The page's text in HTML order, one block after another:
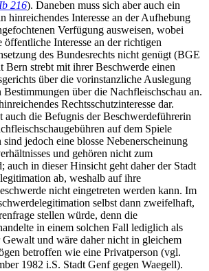
216). Daneben muss sich aber auch ein
hinreichendes Interesse an der Aufhebung
Verfügung ausweisen, wobei
öffentliche Interesse an der richtigen
des Bundesrechts nicht genügt (BGE
Bern strebt mit ihrer Beschwerde einen
über die vorinstanzliche Auslegung
Bestimmungen über die Nachfleischschau an.
Rechtsschutzinteresse dar.
auch die Befugnis der Beschwerdeführerin
auf dem Spiele
jedoch eine blosse Nebenerscheinung
und gehören nicht zum
auch in dieser Hinsicht geht daher der Stadt
ab, weshalb auf ihre
nicht eingetreten werden kann. Im
selbst dann zweifelhaft,
stellen würde, denn die
in einem solchen Fall lediglich als
und wäre daher nicht in gleichem
betroffen wie eine Privatperson (vgl.
1982 i.S. Stadt Genf gegen Waegell).